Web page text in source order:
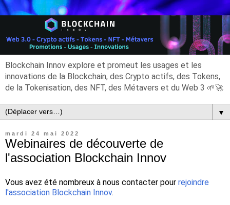
Blockchain Innov explore et promeut les usages et les
innovations de la Blockchain, des Crypto actifs, des Tokens,
de la Tokenisation, des NFT, des Métavers et du Web 3 🌱🚀
▼
mardi 24 mai 2022
Webinaires de découverte de
l'association Blockchain Innov
Vous avez été nombreux à nous contacter pour rejoindre
l'association Blockchain Innov.